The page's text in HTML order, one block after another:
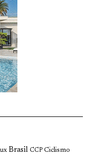
Brasil CCP Ciclismo